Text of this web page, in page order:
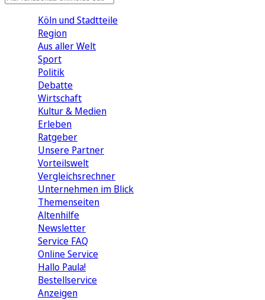
Köln und Stadtteile
Region
Aus aller Welt
Sport
Politik
Debatte
Wirtschaft
Kultur & Medien
Erleben
Ratgeber
Unsere Partner
Vorteilswelt
Vergleichsrechner
Unternehmen im Blick
Themenseiten
Altenhilfe
Newsletter
Service FAQ
Online Service
Hallo Paula!
Bestellservice
Anzeigen